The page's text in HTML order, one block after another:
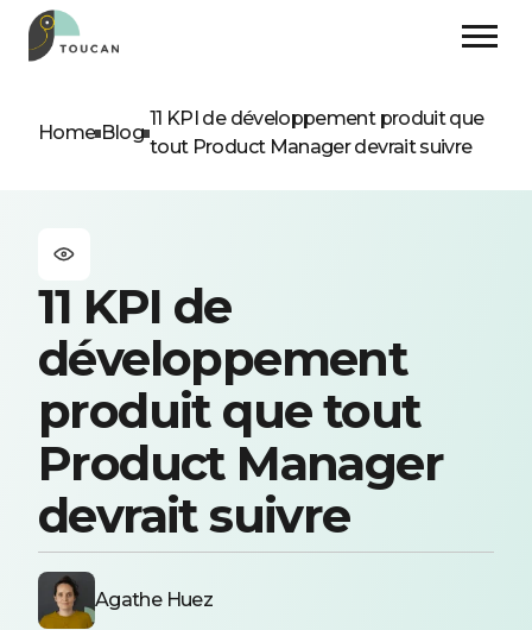
Home Blog
11 KPI de développement produit que
tout Product Manager devrait suivre
11 KPI de
développement
produit que tout
Product Manager
devrait suivre
Agathe Huez